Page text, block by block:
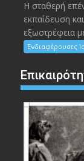
Η σταθερή
εκπαίδευση
εξωστρέφεια
Ενδιαφέρουσες